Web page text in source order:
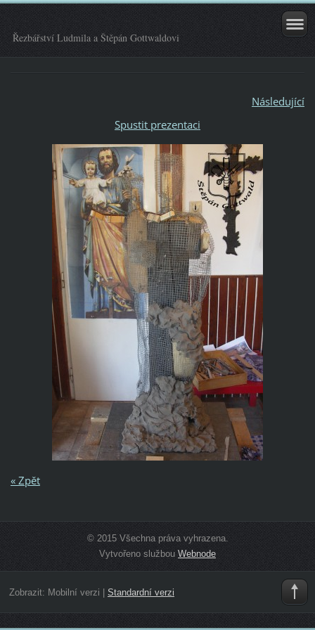
Řezbářství Ludmila a Štěpán Gottwaldovi
Následující
Spustit prezentaci
« Zpět
© 2015 Všechna práva vyhrazena.
Vytvořeno službouWebnode
Zobrazit: Mobilní verzi Standardní verzi